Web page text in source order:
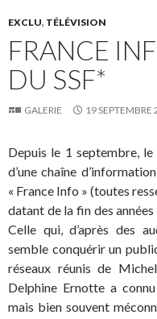
EXCLU, TÉLÉVISION
FRANCE
DU SSF*
GALERIE 19 SEPTEMBRE
Depuis le 1 septembre,
d’une chaîne
« France Info » (toutes
datant de la fin des années
Celle qui, d’après des
semble conquérir un
réseaux réunis de
Delphine Ernotte a
mais bien souvent